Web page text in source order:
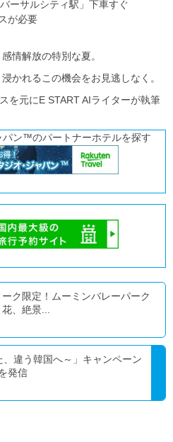
ーサルシティ駅」下車すぐ
が必要
情解放の特別な夏。
かれるこの機会をお見逃しなく。
を元にE START AIライターが執筆
ン™のパートナーホテルを探す
ク限定！ムーミンバレーパーク
、絶景...
、違う韓国へ～」キャンペーン
発信